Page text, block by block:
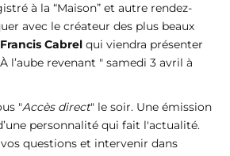
à la “Maison” et autre rendez-
avec le créateur des plus beaux
Francis Cabrel qui viendra présenter
l’aube revenant " samedi 3 avril à
"Accès direct" le soir. Une émission
personnalité qui fait l'actualité.
questions et intervenir dans